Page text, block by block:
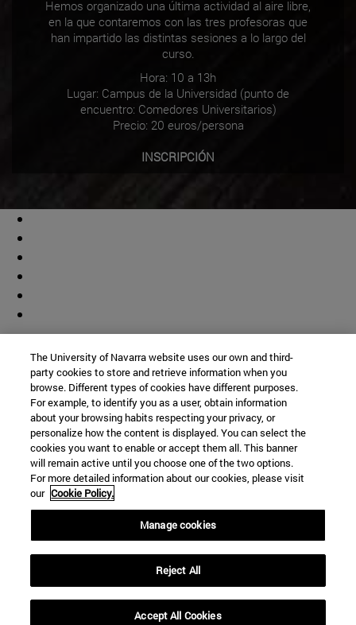
Hemos organizado una última actividad al aire libre,
en la que contaremos con las tres profesoras que
han impartido las distintas sesiones a lo largo del
curso.
Hora: 10 a 13h
Lugar: Campus de la Universidad (punto de
encuentro: Comedores Universitarios)
Precio: 20 euros/persona
INSCRIPCIÓN
© Universidad de Navarra
Información legal
Accesibilidad
Configuración de cookies
Localizador de campus
The University of Navarra website uses our own and third-
party cookies to store and retrieve information when you
browse. Different types of cookies have different purposes.
For example, to identify you as a user, obtain information
about your browsing habits respecting your privacy, or
personalize how the content is displayed. You can select the
cookies you want to enable or accept them all. This banner
will remain active until you choose one of the two options.
For more detailed information about our cookies, please visit
our Cookie Policy.
Manage cookies
Reject All
Accept All Cookies